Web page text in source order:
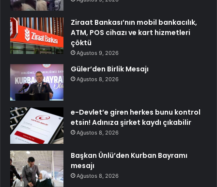
Ziraat Bankası’nın mobil bankacılık,
ATM, POS cihazı ve kart hizmetleri
çöktü
Ağustos 9, 2026
Güler’den Birlik Mesajı
Ağustos 8, 2026
e-Devlet’e giren herkes bunu kontrol
etsin! Adınıza şirket kaydı çıkabilir
Ağustos 8, 2026
Başkan Ünlü’den Kurban Bayramı
mesajı
Ağustos 8, 2026